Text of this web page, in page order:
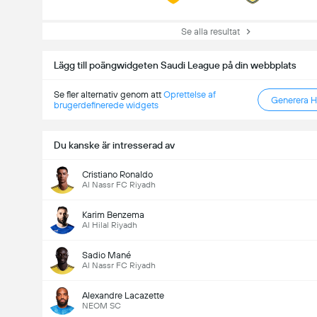
Se alla resultat
Lägg till poängwidgeten Saudi League på din webbplats
Se fler alternativ genom att Oprettelse af
brugerdefinerede widgets
Generera
Du kanske är intresserad av
Cristiano Ronaldo
Al Nassr FC Riyadh
Karim Benzema
Al Hilal Riyadh
Sadio Mané
Al Nassr FC Riyadh
Alexandre Lacazette
NEOM SC